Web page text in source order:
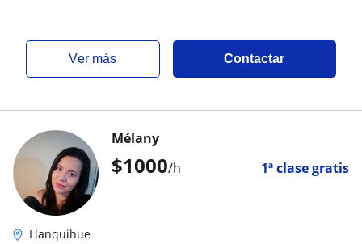
ver más Contactar
$1000/h 1ª clase gratis
Mélany
Llanquihue